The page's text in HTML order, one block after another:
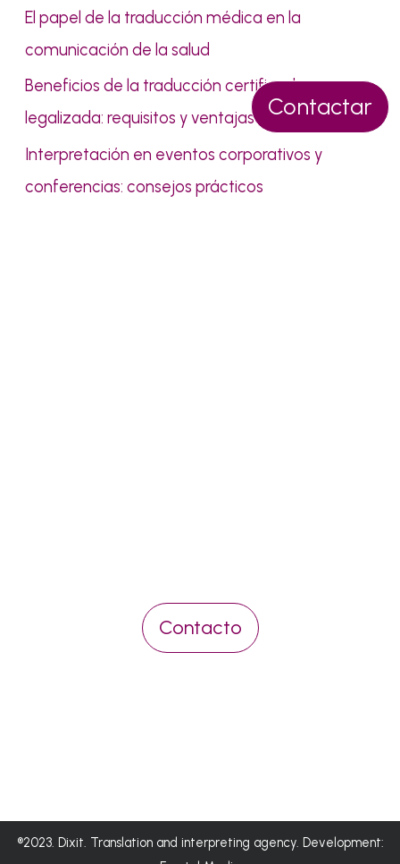
Contactar
El papel de la traducción médica en la
comunicación de la salud
Beneficios de la traducción certificada y
legalizada: requisitos y ventajas
Interpretación en eventos corporativos y
conferencias: consejos prácticos
Contacto
®2023. Dixit. Translation and interpreting agency. Development: